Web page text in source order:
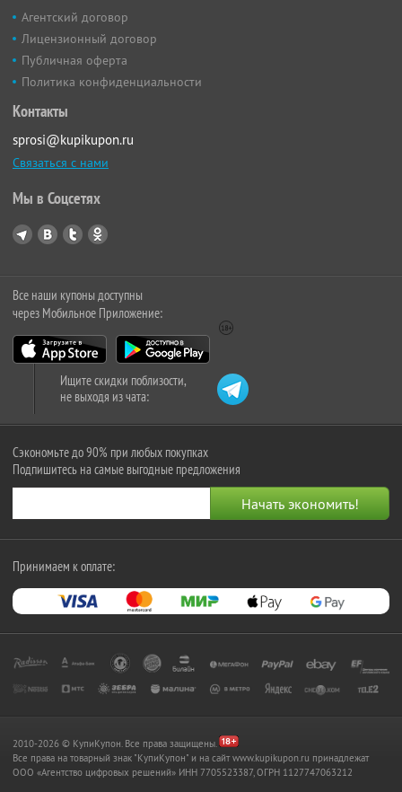
Агентский договор
Лицензионный договор
Публичная оферта
Политика конфиденциальности
Контакты
sprosi@kupikupon.ru
Связаться с нами
Мы в Соцсетях
Все наши купоны доступны
через Мобильное Приложение:
Ищите скидки поблизости,
не выходя из чата:
Сэкономьте до 90% при любых покупках
Подпишитесь на самые выгодные предложения
Принимаем к оплате:
2010-2026 © КупиКупон. Все права защищены.
Все права на товарный знак "КупиКупон" и на сайт www.kupikupon.ru принадлежат
OOO «Агентство цифровых решений» ИНН 7705523387, ОГРН 1127747063212